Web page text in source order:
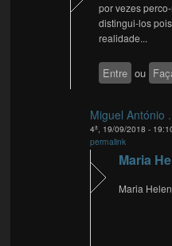
por vezes
distingui-los
realidade...
Entre ou
Miguel António
4ª, 19/09/2018 -
permalink
Maria
Maria